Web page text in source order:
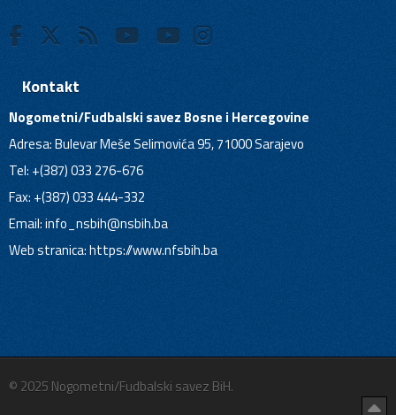
Kontakt
Nogometni/Fudbalski savez Bosne i Hercegovine
Adresa: Bulevar Meše Selimovića 95, 71000 Sarajevo
Tel: +(387) 033 276-676
Fax: +(387) 033 444-332
Email:info_nsbih@nsbih.ba
Web stranica: https://www.nfsbih.ba
© 2025 Nogometni/Fudbalski savez BiH.